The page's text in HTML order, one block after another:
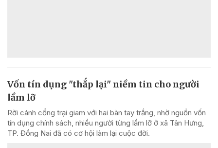
Vốn tín dụng "thắp lại" niềm tin cho người
lầm lỡ
Rời cánh cổng trại giam với hai bàn tay trắng, nhờ nguồn vốn
tín dụng chính sách, nhiều người từng lầm lỡ ở xã Tân Hưng,
TP. Đồng Nai đã có cơ hội làm lại cuộc đời.